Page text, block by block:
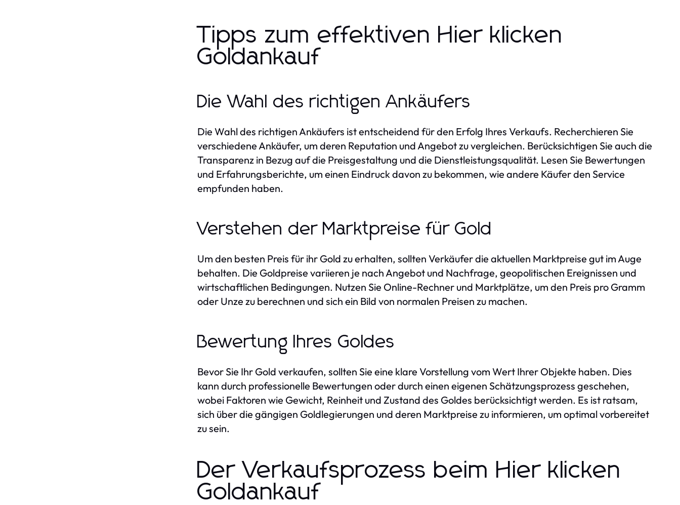
Tipps zum effektiven Hier klicken
Goldankauf
Die Wahl des richtigen Ankäufers
Die Wahl des richtigen Ankäufers ist entscheidend für den Erfolg Ihres Verkaufs. Recherchieren Sie
verschiedene Ankäufer, um deren Reputation und Angebot zu vergleichen. Berücksichtigen Sie auch die
Transparenz in Bezug auf die Preisgestaltung und die Dienstleistungsqualität. Lesen Sie Bewertungen
und Erfahrungsberichte, um einen Eindruck davon zu bekommen, wie andere Käufer den Service
empfunden haben.
Verstehen der Marktpreise für Gold
Um den besten Preis für ihr Gold zu erhalten, sollten Verkäufer die aktuellen Marktpreise gut im Auge
behalten. Die Goldpreise variieren je nach Angebot und Nachfrage, geopolitischen Ereignissen und
wirtschaftlichen Bedingungen. Nutzen Sie Online-Rechner und Marktplätze, um den Preis pro Gramm
oder Unze zu berechnen und sich ein Bild von normalen Preisen zu machen.
Bewertung Ihres Goldes
Bevor Sie Ihr Gold verkaufen, sollten Sie eine klare Vorstellung vom Wert Ihrer Objekte haben. Dies
kann durch professionelle Bewertungen oder durch einen eigenen Schätzungsprozess geschehen,
wobei Faktoren wie Gewicht, Reinheit und Zustand des Goldes berücksichtigt werden. Es ist ratsam,
sich über die gängigen Goldlegierungen und deren Marktpreise zu informieren, um optimal vorbereitet
zu sein.
Der Verkaufsprozess beim Hier klicken
Goldankauf